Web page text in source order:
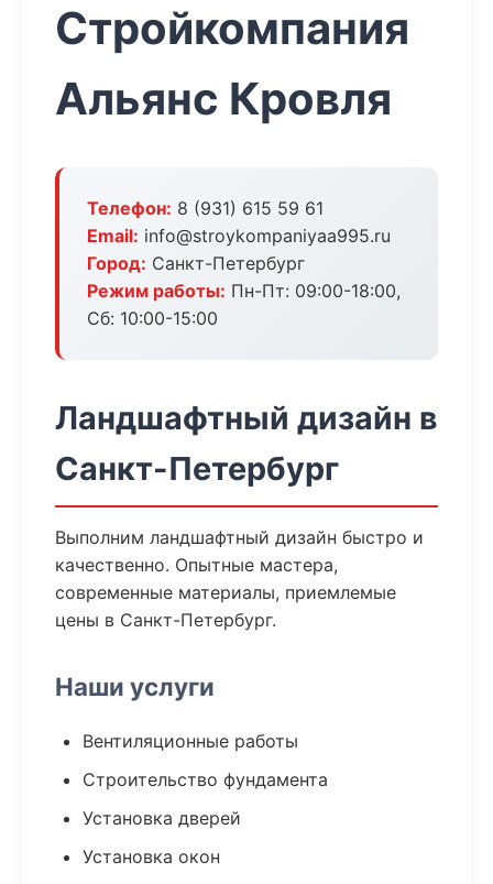
Стройкомпания
Альянс Кровля
Телефон: 8 (931) 615 59 61
Email: info@stroykompaniyaa995.ru
Город: Санкт-Петербург
Режим работы: Пн-Пт: 09:00-18:00,
Сб: 10:00-15:00
Ландшафтный дизайн в
Санкт-Петербург
Выполним ландшафтный дизайн быстро и
качественно. Опытные мастера,
современные материалы, приемлемые
цены в Санкт-Петербург.
Наши услуги
Вентиляционные работы
Строительство фундамента
Установка дверей
Установка окон